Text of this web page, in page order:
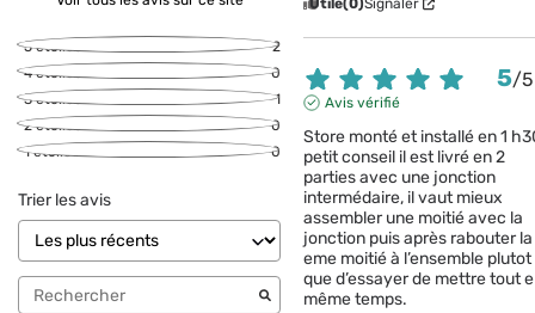
5étoiles
2
4étoiles
0
3étoiles
1
2étoiles
0
1étoile 0
Trier les avis
Utile(0)Signaler
5/5
Avis vérifié
Store monté et installé en 1
petit conseil il est livré en 2
parties avec une jonction
intermédaire, il vaut mieux
assembler une moitié avec la
jonction puis après rabouter
eme moitié à l’ensemble plutot
que d’essayer de mettre tout
même temps.